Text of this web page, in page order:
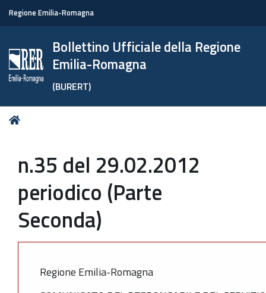
Regione Emilia-Romagna
Bollettino Ufficiale della Regione
Emilia-Romagna
(BURERT)
Tu
n.35 del 29.02.2012
periodico (Parte
Seconda)
Regione Emilia-Romagna